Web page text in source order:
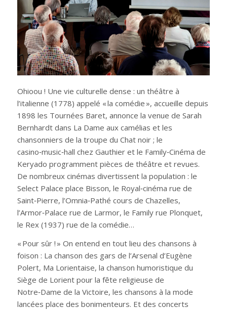
Ohioou ! Une vie culturelle dense : un théâtre à
l’italienne (1778) appelé « la comédie », accueille depuis
1898 les Tournées Baret, annonce la venue de Sarah
Bernhardt dans La Dame aux camélias et les
chansonniers de la troupe du Chat noir ; le
casino‑music‑hall chez Gauthier et le Family‑Cinéma de
Keryado programment pièces de théâtre et revues.
De nombreux cinémas divertissent la population : le
Select Palace place Bisson, le Royal‑cinéma rue de
Saint‑Pierre, l’Omnia‑Pathé cours de Chazelles,
l’Armor‑Palace rue de Larmor, le Family rue Plonquet,
le Rex (1937) rue de la comédie…
« Pour sûr ! » On entend en tout lieu des chansons à
foison : La chanson des gars de l’Arsenal d’Eugène
Polert, Ma Lorientaise, la chanson humoristique du
Siège de Lorient pour la fête religieuse de
Notre‑Dame de la Victoire, les chansons à la mode
lancées place des bonimenteurs. Et des concerts